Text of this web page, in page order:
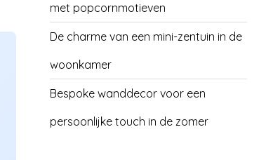
met popcornmotieven
De charme van een mini-zentuin in de
woonkamer
Bespoke wanddecor voor een
persoonlijke touch in de zomer